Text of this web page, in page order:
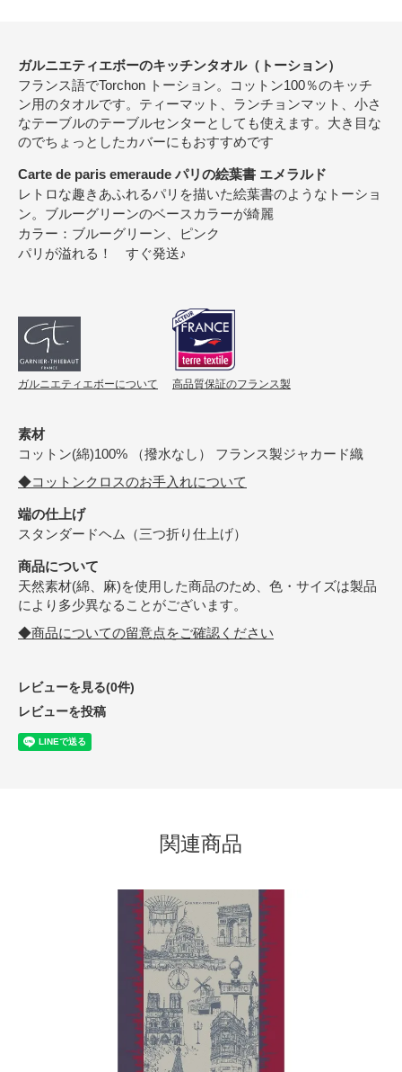
ガルニエティエボーのキッチンタオル（トーション）
フランス語でTorchon トーション。コットン100％のキッチ
ン用のタオルです。ティーマット、ランチョンマット、小さ
なテーブルのテーブルセンターとしても使えます。大き目な
のでちょっとしたカバーにもおすすめです
Carte de paris emeraude パリの絵葉書 エメラルド
レトロな趣きあふれるパリを描いた絵葉書のようなトーショ
ン。ブルーグリーンのベースカラーが綺麗
カラー：ブルーグリーン、ピンク
パリが溢れる！ すぐ発送♪
ガルニエティエボーについて 高品質保証のフランス製
素材
コットン(綿)100% （撥水なし） フランス製ジャカード織
◆コットンクロスのお手入れについて
端の仕上げ
スタンダードヘム（三つ折り仕上げ）
商品について
天然素材(綿、麻)を使用した商品のため、色・サイズは製品
により多少異なることがございます。
◆商品についての留意点をご確認ください
レビューを見る(0件)
レビューを投稿
関連商品